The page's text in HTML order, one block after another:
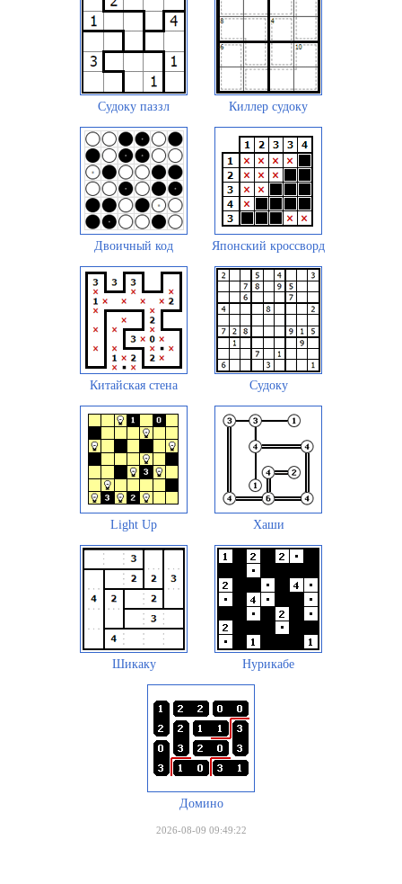
Судоку паззл Киллер судоку
Двоичный код Японский кроссворд
Китайская стена Судоку
Light Up Хаши
Шикаку Нурикабе
Домино
2026-08-09 09:49:22